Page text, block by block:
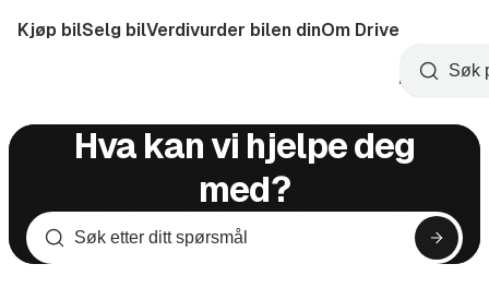
til
Startside
Kjøp bilSelg bilVerdivurder bilen dinOm Drive
Opprett
konto
Søk
Hva kan vi hjelpe deg
med?
Søk
etter
Søk
i